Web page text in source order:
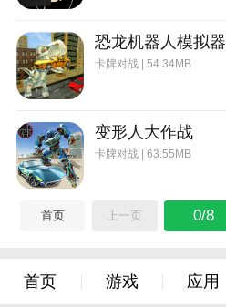
恐龙机器人模拟器
卡牌对战 | 54.34MB
变形人大作战
卡牌对战 | 63.55MB
首页 上一页 0/8
首页 游戏 应用